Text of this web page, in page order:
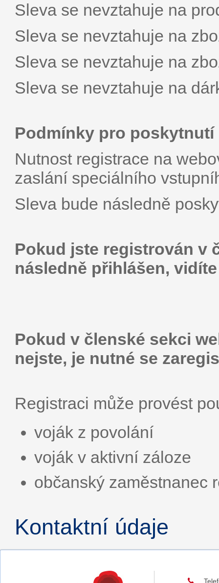
Sleva se nevztahuje na
Sleva se nevztahuje na
Sleva se nevztahuje na
Sleva se nevztahuje na
Podmínky pro poskytnutí
Nutnost registrace na
zaslání speciálního
Sleva bude následně
Pokud jste registrován v
následně přihlášen,
Pokud v členské sekci
nejste, je nutné se
Registraci může provést
voják z povolání
voják v aktivní záloze
občanský zaměstnanec
Kontaktní údaje